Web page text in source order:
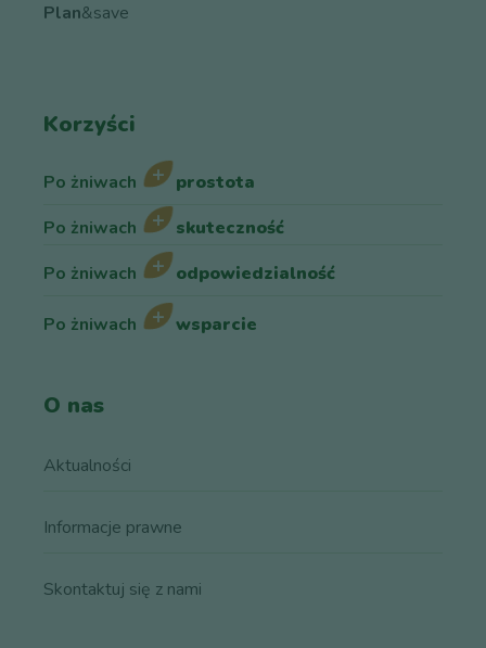
Plan&save
Korzyści
Po żniwach
prostota
Po żniwach
skuteczność
Po żniwach
odpowiedzialność
Po żniwach wsparcie
O nas
Aktualności
Informacje prawne
Skontaktuj się z nami